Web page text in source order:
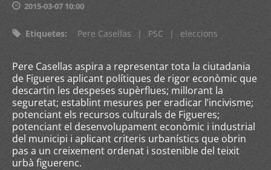
2015-03-07 10:00
Etiquetes: Pere Casellas | PSC | eleccions
Pere Casellas aspira a representar tota la ciutadania
de Figueres aplicant polítiques de rigor econòmic que
descartin les despeses supèrflues; millorant la
seguretat; establint mesures per eradicar l’incivisme;
potenciant els recursos culturals de Figueres;
potenciant el desenvolupament econòmic i industrial
del municipi i aplicant criteris urbanístics que obrin
pas a un creixement ordenat i sostenible del teixit
urbà figuerenc.